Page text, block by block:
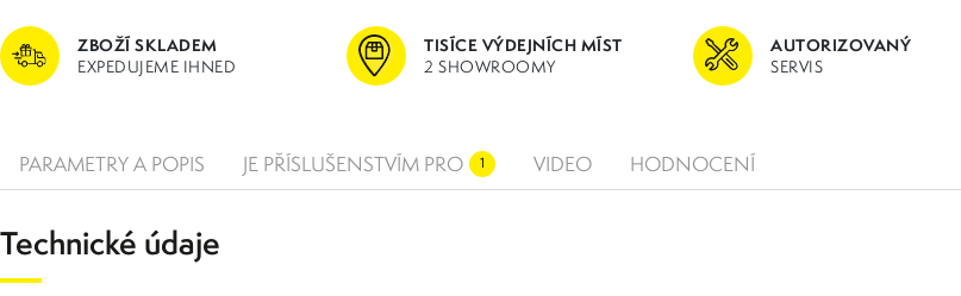
ZBOŽÍ SKLADEM
EXPEDUJEME IHNED
TISÍCE VÝDEJNÍCH MÍST
2 SHOWROOMY
AUTORIZOVANÝ
SERVIS
PARAMETRY A POPIS JE PŘÍSLUŠENSTVÍM PRO 1 VIDEO HODNOCENÍ
Technické údaje